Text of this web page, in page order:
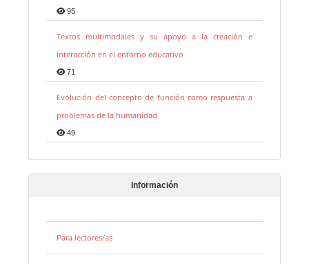
95
Textos multimodales y su apoyo a la creación e
interacción en el entorno educativo
71
Evolución del concepto de función como respuesta a
problemas de la humanidad
49
Información
Para lectores/as